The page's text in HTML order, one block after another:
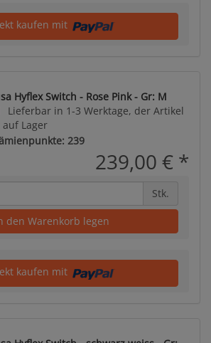
kaufen mit
Hyflex Switch - Rose Pink - Gr: M
Lieferbar in 1-3 Werktage, der Artikel
auf Lager
239
239,00 € *
Stk.
den Warenkorb legen
kaufen mit